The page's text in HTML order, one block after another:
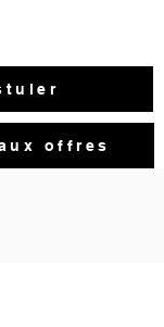
offres